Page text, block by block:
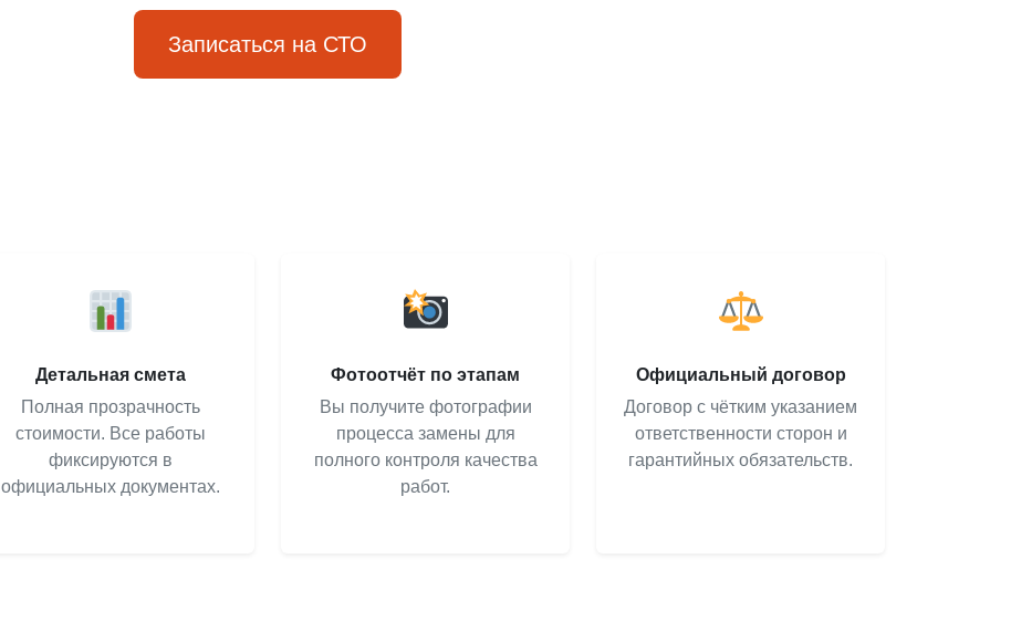
Записаться на СТО
Детальная смета
Полная прозрачность
стоимости. Все работы
фиксируются в
официальных документах.
Фотоотчёт по этапам
Вы получите фотографии
процесса замены для
полного контроля качества
работ.
Официальный договор
Договор с чётким указанием
ответственности сторон и
гарантийных обязательств.